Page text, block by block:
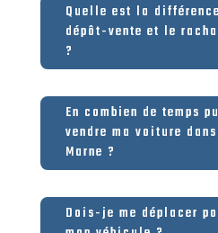
Quelle est la
dépôt-vente et le
?
En combien de temps
vendre ma voiture
Marne ?
Dois-je me déplacer